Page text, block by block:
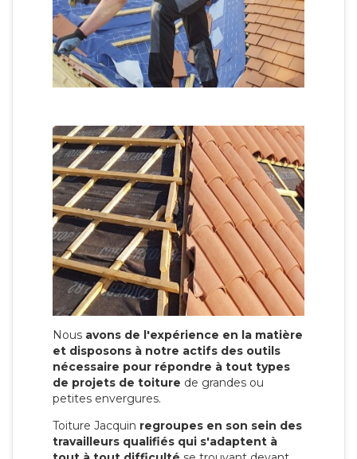
Nous avons de l'expérience en la matière
et disposons à notre actifs des outils
nécessaire pour répondre à tout types
de projets de toiture de grandes ou
petites envergures.
Toiture Jacquin regroupes en son sein des
travailleurs qualifiés qui s'adaptent à